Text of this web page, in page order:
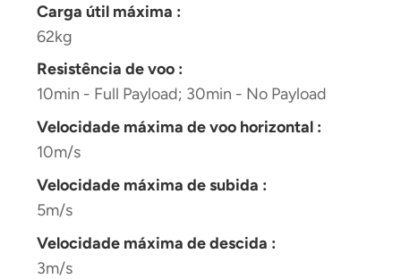
Carga útil máxima :
62kg
Resistência de voo :
10min - Full Payload; 30min - No Payload
Velocidade máxima de voo horizontal :
10m/s
Velocidade máxima de subida :
5m/s
Velocidade máxima de descida :
3m/s